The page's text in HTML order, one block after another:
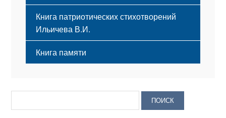
Книга патриотических стихотворений
Ильичева В.И.
Книга памяти